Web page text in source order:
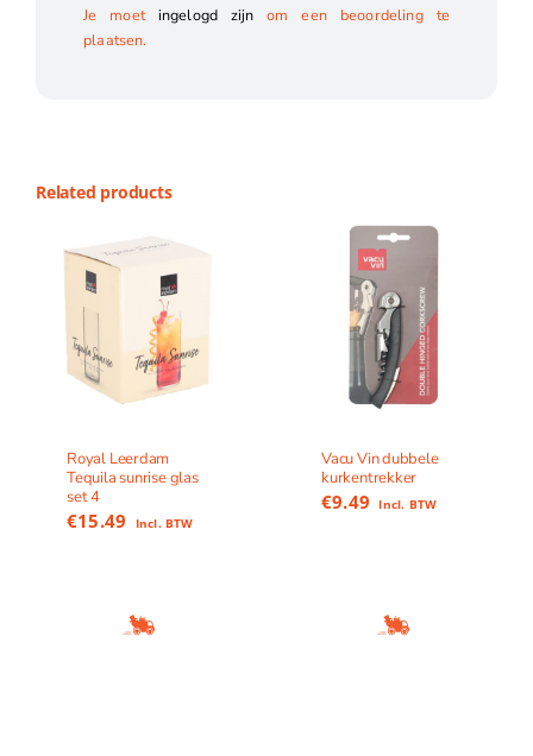
Je moet ingelogd zijn om een beoordeling te
plaatsen.
Related products
Royal Leerdam
Tequila sunrise glas
set 4
€15.49 Incl. BTW
Vacu Vin dubbele
kurkentrekker
€9.49 Incl. BTW